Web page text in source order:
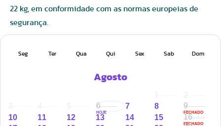
Seg Ter Qua Qui Sex Sab Dom
Agosto
6
HOJE
7 8 9
FECHADO
10 11 12 13 14 15 16
FECHADO
22 kg, em conformidade com as normas europeias de
segurança.
Conforto e segurança para o bebê
almofada de assento incluída
- Tecido com ventilação em mesh perfurado e proteção